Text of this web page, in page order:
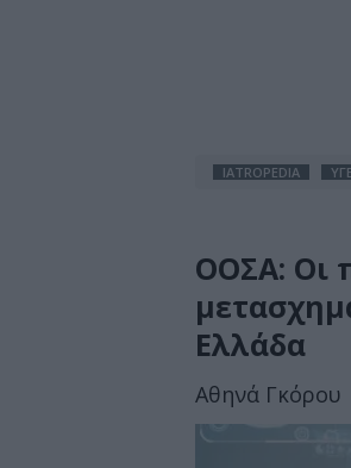
IATROPEDIA
ΟΟΣΑ: Οι
Ελλάδα
Αθηνά Γκόρου